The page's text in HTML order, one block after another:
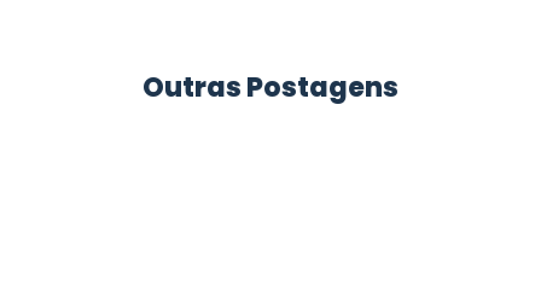
Outras Postagens